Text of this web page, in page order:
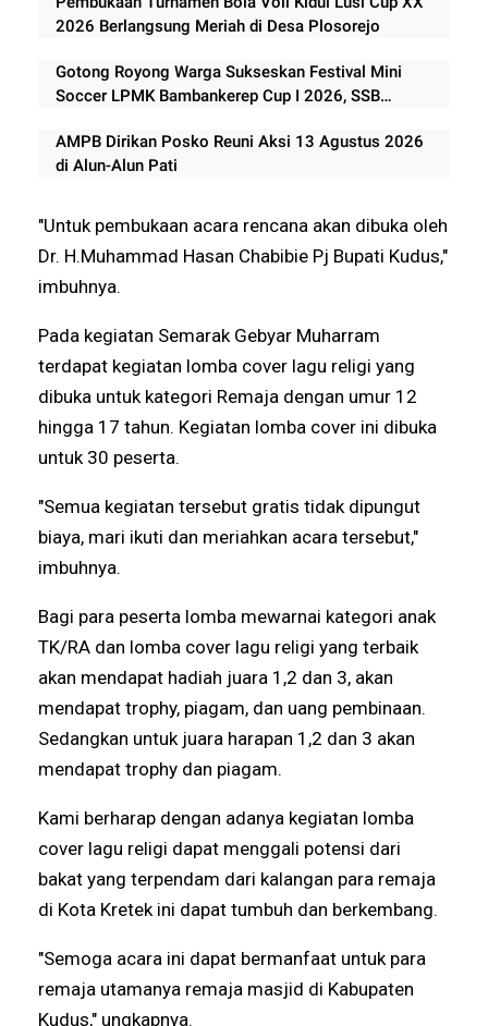
2026 Berlangsung Meriah di Desa Plosorejo
Gotong Royong Warga Sukseskan Festival Mini
Soccer LPMK Bambankerep Cup I 2026, SSB
AMPB Dirikan Posko Reuni Aksi 13 Agustus 2026
di Alun-Alun Pati
"Untuk pembukaan acara rencana akan dibuka oleh
Dr. H.Muhammad Hasan Chabibie Pj Bupati Kudus,"
imbuhnya.
Pada kegiatan Semarak Gebyar Muharram
terdapat kegiatan lomba cover lagu religi yang
dibuka untuk kategori Remaja dengan umur 12
hingga 17 tahun. Kegiatan lomba cover ini dibuka
untuk 30 peserta.
"Semua kegiatan tersebut gratis tidak dipungut
biaya, mari ikuti dan meriahkan acara tersebut,"
imbuhnya.
Bagi para peserta lomba mewarnai kategori anak
TK/RA dan lomba cover lagu religi yang terbaik
akan mendapat hadiah juara 1,2 dan 3, akan
mendapat trophy, piagam, dan uang pembinaan.
Sedangkan untuk juara harapan 1,2 dan 3 akan
mendapat trophy dan piagam.
Kami berharap dengan adanya kegiatan lomba
cover lagu religi dapat menggali potensi dari
bakat yang terpendam dari kalangan para remaja
di Kota Kretek ini dapat tumbuh dan berkembang.
"Semoga acara ini dapat bermanfaat untuk para
remaja utamanya remaja masjid di Kabupaten
Kudus," ungkapnya.